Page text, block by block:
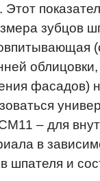
зубцов
– для
в
шпателя и